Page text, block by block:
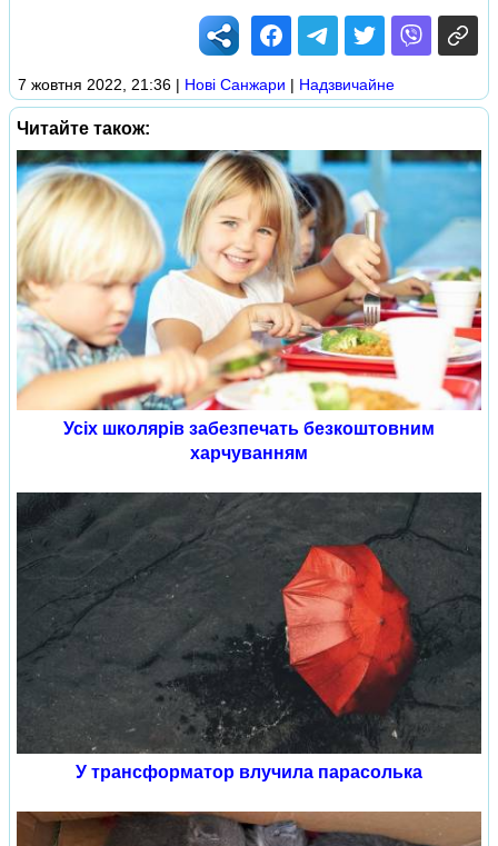
7 жовтня 2022, 21:36 | Нові Cанжари | Надзвичайне
Читайте також:
Усіх школярів забезпечать безкоштовним
харчуванням
У трансформатор влучила парасолька